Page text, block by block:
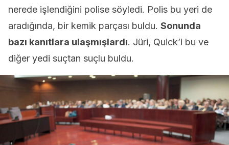
nerede işlendiğini polise söyledi. Polis bu yeri de
aradığında, bir kemik parçası buldu. Sonunda
bazı kanıtlara ulaşmışlardı. Jüri, Quick’i bu ve
diğer yedi suçtan suçlu buldu.